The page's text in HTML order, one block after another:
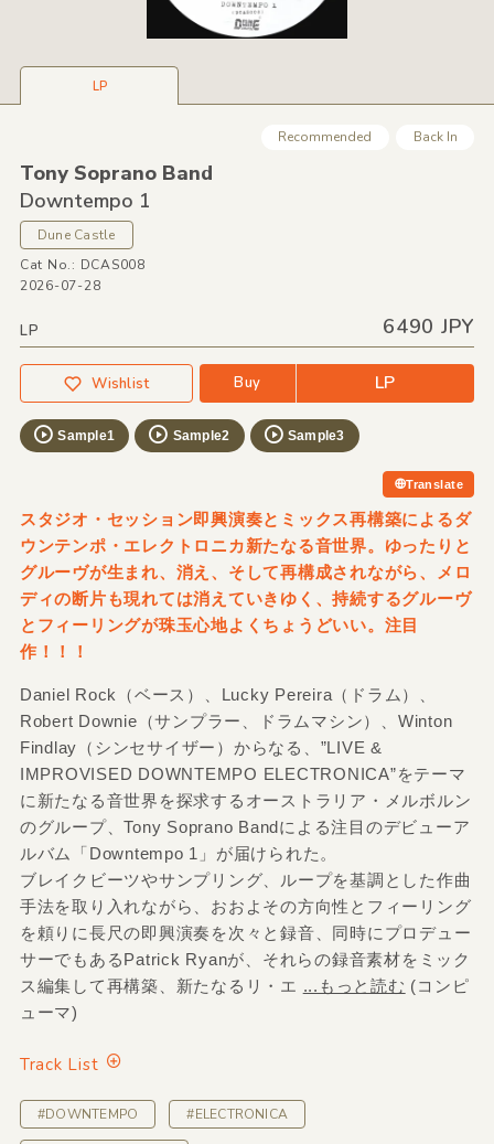
LP
Recommended Back In
Tony Soprano Band
Downtempo 1
Dune Castle
Cat No.: DCAS008
2026-07-28
LP 6490 JPY
Wishlist Buy LP
Sample1 Sample2 Sample3
Translate
スタジオ・セッション即興演奏とミックス再構築によるダ
ウンテンポ・エレクトロニカ新たなる音世界。ゆったりと
グルーヴが生まれ、消え、そして再構成されながら、メロ
ディの断片も現れては消えていきゆく、持続するグルーヴ
とフィーリングが珠玉心地よくちょうどいい。注目
作！！！
Daniel Rock（ベース）、Lucky Pereira（ドラム）、
Robert Downie（サンプラー、ドラムマシン）、Winton
Findlay（シンセサイザー）からなる、”LIVE &
IMPROVISED DOWNTEMPO ELECTRONICA”をテーマ
に新たなる音世界を探求するオーストラリア・メルボルン
のグループ、Tony Soprano Bandによる注目のデビューア
ルバム「Downtempo 1」が届けられた。
ブレイクビーツやサンプリング、ループを基調とした作曲
手法を取り入れながら、おおよその方向性とフィーリング
を頼りに長尺の即興演奏を次々と録音、同時にプロデュー
サーでもあるPatrick Ryanが、それらの録音素材をミック
ス編集して再構築、新たなるリ・エ ...もっと読む (コンピ
ューマ)
Track List
#DOWNTEMPO #ELECTRONICA